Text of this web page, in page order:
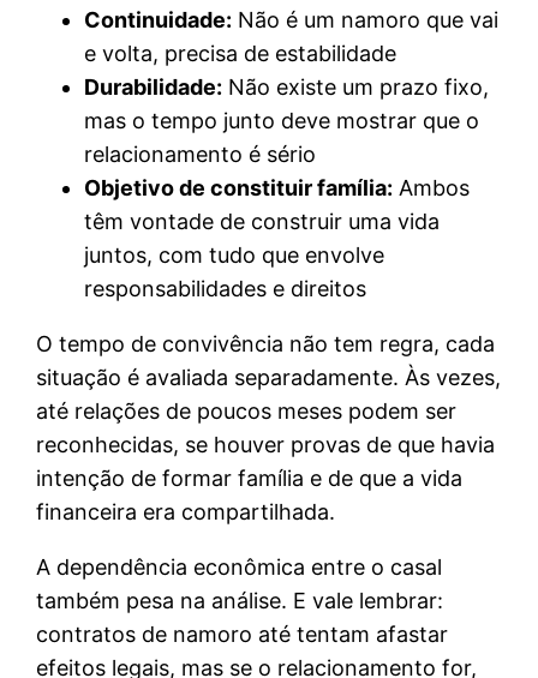
Continuidade: Não é um namoro que vai
e volta, precisa de estabilidade
Durabilidade: Não existe um prazo fixo,
mas o tempo junto deve mostrar que o
relacionamento é sério
Objetivo de constituir família: Ambos
têm vontade de construir uma vida
juntos, com tudo que envolve
responsabilidades e direitos
O tempo de convivência não tem regra, cada
situação é avaliada separadamente. Às vezes,
até relações de poucos meses podem ser
reconhecidas, se houver provas de que havia
intenção de formar família e de que a vida
financeira era compartilhada.
A dependência econômica entre o casal
também pesa na análise. E vale lembrar:
contratos de namoro até tentam afastar
efeitos legais, mas se o relacionamento for,